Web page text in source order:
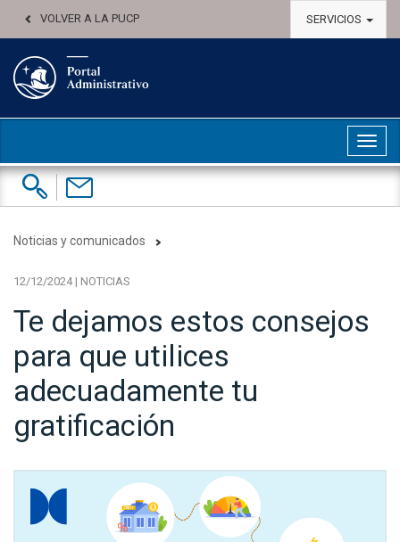
VOLVER A LA PUCP SERVICIOS
Buscar:
Contáctenos
Noticias y comunicados
12/12/2024 | NOTICIAS
Te dejamos estos consejos
para que utilices
adecuadamente tu
gratificación